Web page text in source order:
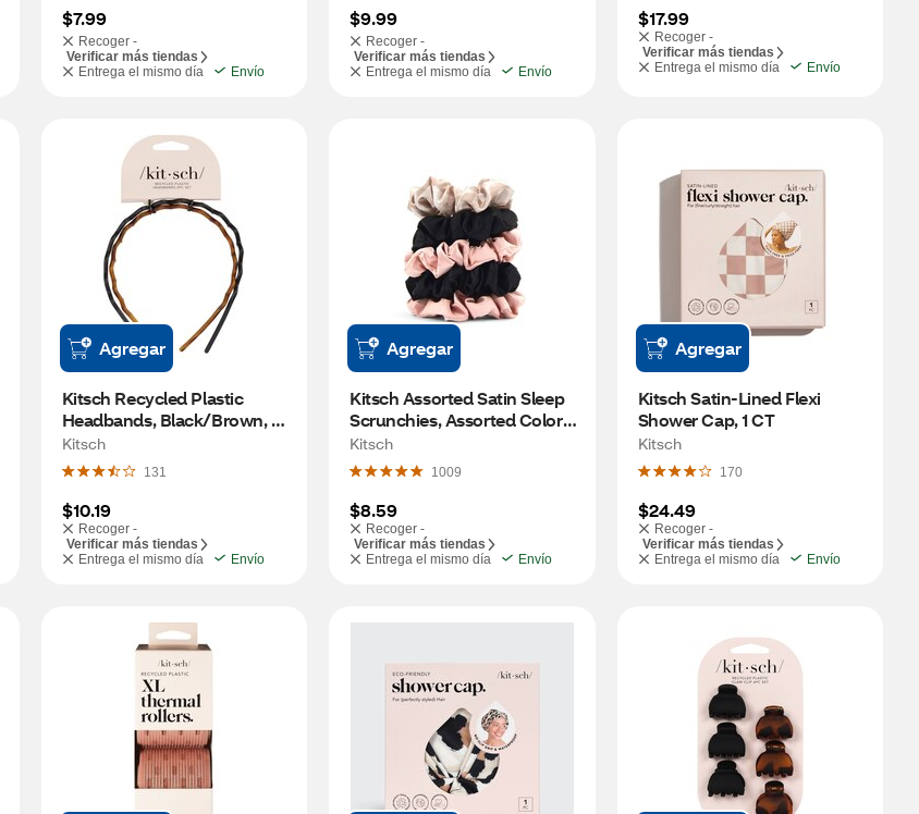
$7.99
Recoger -
Verificar más tiendas
Entrega el mismo día
Envío
$9.99
Recoger -
Verificar más tiendas
Entrega el mismo día
Envío
$17.99
Recoger -
Verificar más tiendas
Entrega el mismo día
Envío
Agregar
Kitsch Recycled Plastic
Headbands, Black/Brown, 2
CT
Kitsch
131
$10.19
Recoger -
Verificar más tiendas
Entrega el mismo día
Envío
Agregar
Kitsch Assorted Satin Sleep
Scrunchies, Assorted Colors,
5 CT
Kitsch
1009
$8.59
Recoger -
Verificar más tiendas
Entrega el mismo día
Envío
Agregar
Kitsch Satin-Lined Flexi
Shower Cap, 1 CT
Kitsch
170
$24.49
Recoger -
Verificar más tiendas
Entrega el mismo día
Envío